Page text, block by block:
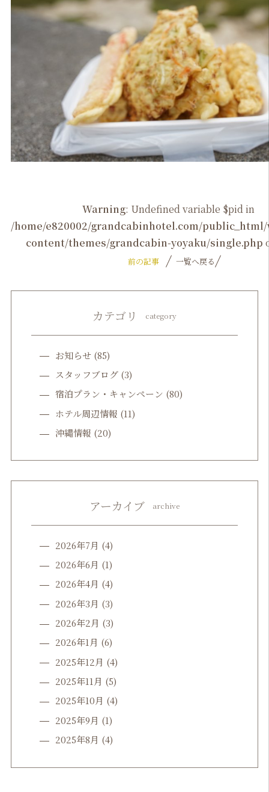
Warning: Undefined variable $pid in
/home/e820002/grandcabinhotel.com/
content/themes/grandcabin-yoyaku/single.php
前の記事 一覧へ戻る
カテゴリ category
お知らせ(85)
スタッフブログ(3)
宿泊プラン・キャンペーン (80)
ホテル周辺情報 (11)
沖縄情報 (20)
アーカイブ archive
2026年7月 (4)
2026年6月 (1)
2026年4月 (4)
2026年3月 (3)
2026年2月 (3)
2026年1月 (6)
2025年12月 (4)
2025年11月 (5)
2025年10月 (4)
2025年9月 (1)
2025年8月 (4)